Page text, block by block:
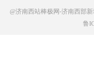
@济南西站棒极网-济南西部
鲁